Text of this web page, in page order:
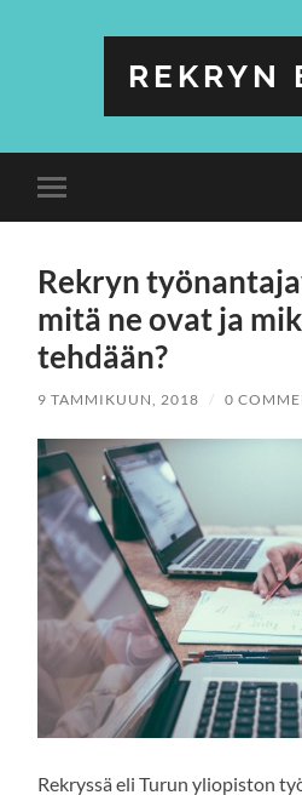
REKRYN
Toggle
mobile
Rekryn
mitä ne ovat ja
tehdään?
9 TAMMIKUUN, 2018 / 0
Rekryssä eli Turun yliopiston